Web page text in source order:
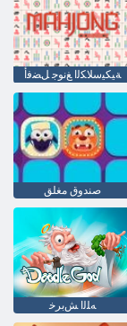
ﺔﻴﻜﻴﺳﻼ ﻜﻟﺍ ﻎﻧﻮﺟ ﻞﻀﻓﺃ
صندوق مغلق
ﻪﻠﻟﺍ ﺶﺑﺮﺧ